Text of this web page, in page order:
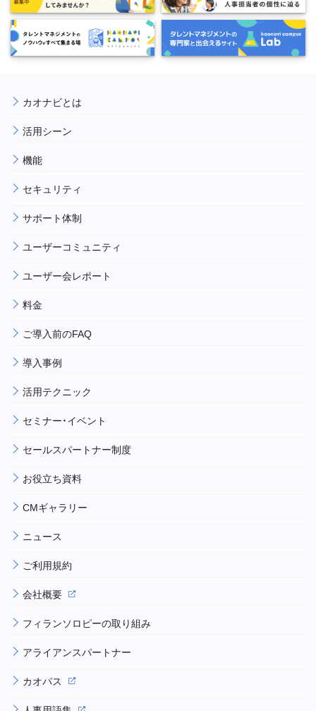
カオナビとは
活用シーン
機能
セキュリティ
サポート体制
ユーザーコミュニティ
ユーザー会レポート
料金
ご導入前のFAQ
導入事例
活用テクニック
セミナー・イベント
セールスパートナー制度
お役立ち資料
CMギャラリー
ニュース
ご利用規約
会社概要
フィランソロピーの取り組み
アライアンスパートナー
カオパス